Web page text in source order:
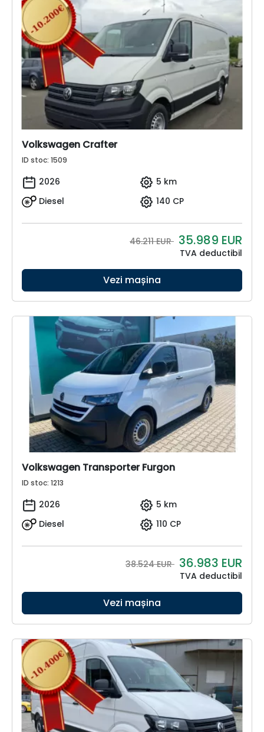
Volkswagen Crafter
ID stoc: 1509
2026
5 km
Diesel
140 CP
46.211 EUR 35.989 EUR
TVA deductibil
Vezi mașina
Volkswagen Transporter Furgon
ID stoc: 1213
2026
5 km
Diesel
110 CP
38.524 EUR 36.983 EUR
TVA deductibil
Vezi mașina